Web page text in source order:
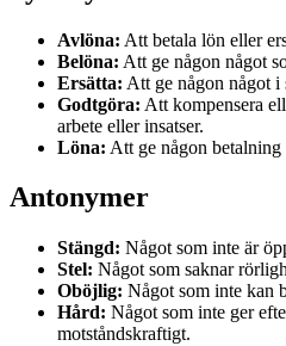
Avlöna: Att betala lön eller
Belöna: Att ge någon något
Ersätta: Att ge någon något i
Godtgöra: Att kompensera
arbete eller insatser.
Löna: Att ge någon
Antonymer
Stängd: Något som inte är
Stel: Något som saknar
Oböjlig: Något som inte kan
Hård: Något som inte ger
motståndskraftigt.